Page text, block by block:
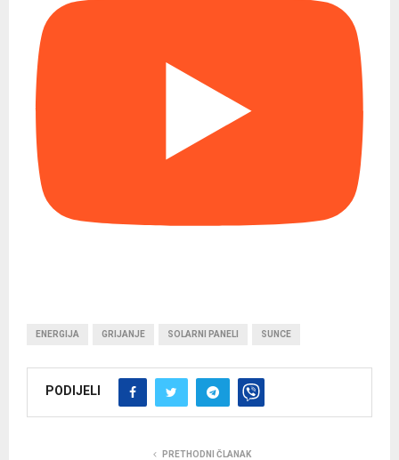
ENERGIJA GRIJANJE SOLARNI PANELI SUNCE
PODIJELI
PRETHODNI ČLANAK